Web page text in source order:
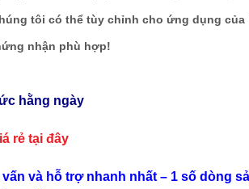
tôi có thể tùy chỉnh cho ứng dụng của
nhận phù hợp!
hằng ngày
rẻ tại đây
và hỗ trợ nhanh nhất – 1 số dòng